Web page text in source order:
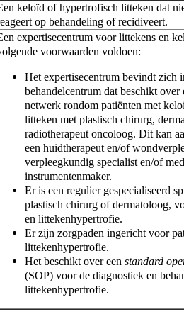
keloïd of hypertrofisch litteken dat
op behandeling of recidiveert.
expertisecentrum voor littekens en
voorwaarden voldoen:
Het expertisecentrum bevindt zich
behandelcentrum dat beschikt
netwerk rondom patiënten met
litteken met plastisch chirurg,
radiotherapeut oncoloog. Dit kan
een huidtherapeut en/of
verpleegkundig specialist en/of
instrumentenmaker.
Er is een regulier gespecialiseerd
plastisch chirurg of dermatoloog,
en littekenhypertrofie.
Er zijn zorgpaden ingericht voor
littekenhypertrofie.
Het beschikt over een standard
(SOP) voor de diagnostiek en
littekenhypertrofie.